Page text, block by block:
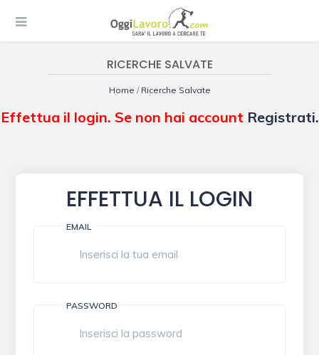
RICERCHE SALVATE
Home / Ricerche Salvate
Effettua il login. Se non hai account Registrati.
EFFETTUA IL LOGIN
EMAIL
PASSWORD